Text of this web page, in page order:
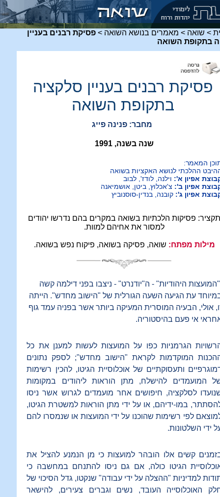
> שואה > מאמרים בנושא השואה > פסיקת רבנים בעניין
בתקופת השואה
פסיקת רבנים בעניין סלקציה
בתקופת השואה
מחבר: פנינה פייג
שנה בשנה, 1991
המאמר:
ההלכתי לנושא האקציות בשואה
אפיון א': וילנה, לודז', לבוב
אפיון ב': צ'אכלוץ, ביטן, אושמיאנה
אפיון ג': קובנה, בנדין-סוסנוביץ
פסיקות הלכתיות בשואה במקרים בהם נדרשו יהודים
למסור את אחיהם למוות.
מילות מפתח: שואה, פסיקה בשואה, פיקוח נפש בשואה.
"המועצות היהודיות" - ה"יודנרט" - ניצבו בפני דילמה קשה
עת הגיעה השעה הגורלית של "הישוב מחדש". הייתה
אולי, הבעיה המוסרית המעיקה ביותר אשר בפניה עמד גוף
אי פעם בהיסטוריה.
הגרמניות כפו על המועצות לעשות למענן את כל
המוקדמות לקראת "הישוב מחדש"; לספק נתונים
ותעסוקתיים של אוכלוסיית הגיטו, להכין רשימות
המועמדים להישלח, מתן הוראות ליהודים במקומות
לסלקציה, חיפושים אחר מועמדים לגרוש אשר ניסו
במו-ידיהם, או על ידי מתן הוראות למשטרת הגיטו,
לפי רשימות שהוכנו על ידי המועצות או שנמסרו להם
ידי השלטונות.
קשים אלו הובהר למועצות כי מן הנמנע להציל את
הגיטו כולה, אם גם ניסו להתנחם במחשבה כי
למדיניות "ההצלה על ידי עבודה" שנקטו, גדל הסיכוי של
האוכלוסייה העובד, נשים וגברים צעירים, להישאר